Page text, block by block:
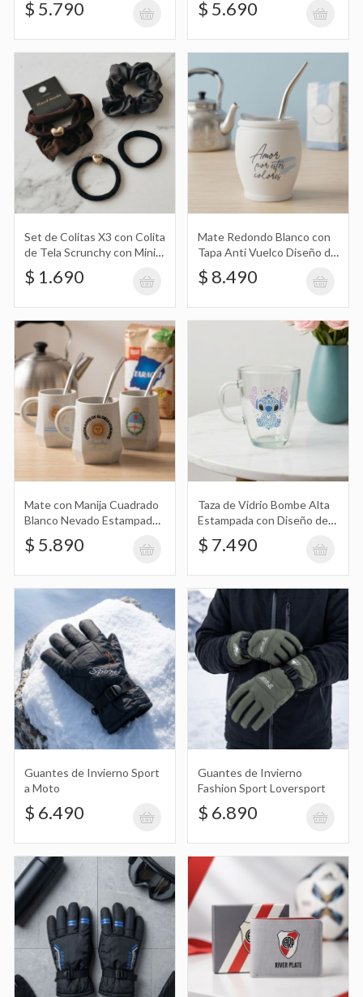
Argentina
Taza de Vidrio Bombe Alta Estampada
con Diseño de Stitch con Corazones y
Flores
$ 7.490
$ 6.490
Guantes de Invierno Fashion Sport
Loversport
$ 6.890
Guantes de Invierno Sport Guo Hua Gi
$ 6.890
Billetera Gris con Diseño Escudo River
Plate en Caja
$ 9.890
Riñonera con Cierre Superior de la
Selección Argentina, Afa
$ 6.990
Llavero Monedero de Silicona con
Diseño de Hello Kitty, Kuromi, Labubu,
Carpincho, Capybara, Capibara con
Disfraz de Gato y Correa Good Luck
Corazón
$ 4.990
Chopp de Vidrio con Diseño de Boca
$ 5.790
Dedos Táctiles para Celular
$ 5.690
Set de Colitas X3 con Colita
de Tela Scrunchy con Mini
Strass, Colita Lisa, y Colita
con Textura y Corazón
$ 1.690
Mate Redondo Blanco con
Tapa Anti Vuelco Diseño de
Argentina Amor por Estos
Colores
$ 8.490
Mate con Manija Cuadrado
Blanco Nevado Estampado
con Diseño de Argentina
$ 5.890
Taza de Vidrio Bombe Alta
Estampada con Diseño de
Stitch con Corazones y
Flores
$ 7.490
Guantes de Invierno Sport
a Moto
$ 6.490
Guantes de Invierno
Fashion Sport Loversport
$ 6.890